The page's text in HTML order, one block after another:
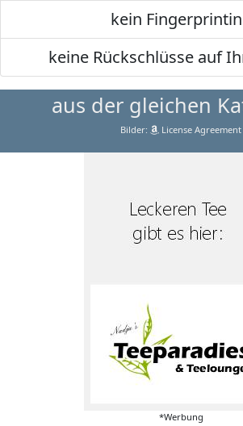
kein
keine Rückschlüsse auf
aus der gleichen
Bilder: License Agreement
*Werbung